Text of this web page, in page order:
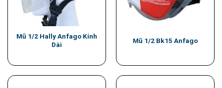
Mũ 1/2 Hally Anfago Kính
Dài
Mũ 1/2 Bk15 Anfago